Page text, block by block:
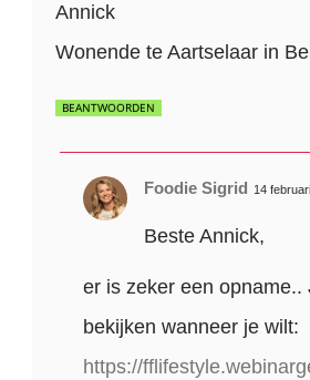
Annick
Wonende te Aartselaar in
BEANTWOORDEN
Foodie Sigrid 14
Beste Annick,
er is zeker een opname..
bekijken wanneer je wilt:
https://